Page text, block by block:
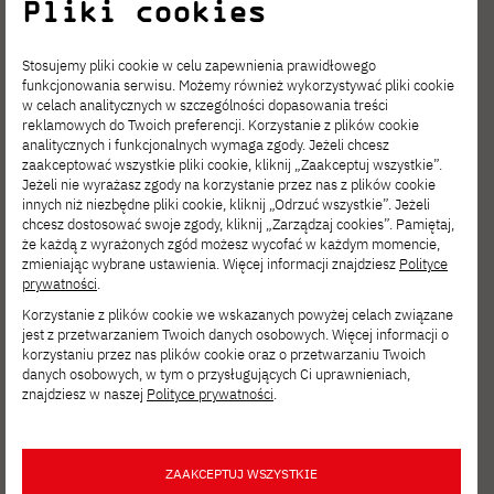
informacji, ekonomii behawioralnej,
psychometrii, neuronauki, w oparciu o
narzędzia i osiągnięcia technologiczne
(kontekst poznawczy).
Sztuczna inteligencja i data science
umożliwiająca głębokie zanurzenie w
najnowszych możliwościach związanych ze
sztuczną inteligencją i przetwarzaniem
danych, budujący stopniowo, w ramach
podejścia modułowego, warsztat
narzędziowy i zrozumienie kontekstu
technicznego.
Cyfrowe media i kultura
pozwalają osadzić zdobywaną wiedzę w
szerszym kontekście otoczenia społeczno-
kulturalnego zastosowań nowoczesnych
technologii.
Rynek technologiczny
nakierowuje na procesy tworzenia i
prototypowania nowych rozwiązań
technologicznych w szerokim kontekście
Kontent cyfrowy
efektywnego projektowania i tworzenia
Narzędzia IT i cyberbezpieczeństwo
Pliki cookies
Stosujemy pliki cookie w celu zapewnienia prawidłowego
funkcjonowania serwisu. Możemy również wykorzystywać pliki cookie
w celach analitycznych w szczególności dopasowania treści
reklamowych do Twoich preferencji. Korzystanie z plików cookie
analitycznych i funkcjonalnych wymaga zgody. Jeżeli chcesz
zaakceptować wszystkie pliki cookie, kliknij „Zaakceptuj wszystkie”.
Jeżeli nie wyrażasz zgody na korzystanie przez nas z plików cookie
innych niż niezbędne pliki cookie, kliknij „Odrzuć wszystkie”. Jeżeli
chcesz dostosować swoje zgody, kliknij „Zarządzaj cookies”. Pamiętaj,
że każdą z wyrażonych zgód możesz wycofać w każdym momencie,
zmieniając wybrane ustawienia. Więcej informacji znajdziesz Polityce
prywatności.
Korzystanie z plików cookie we wskazanych powyżej celach związane
jest z przetwarzaniem Twoich danych osobowych. Więcej informacji o
korzystaniu przez nas plików cookie oraz o przetwarzaniu Twoich
danych osobowych, w tym o przysługujących Ci uprawnieniach,
znajdziesz w naszej Polityce prywatności.
ZAAKCEPTUJ WSZYSTKIE